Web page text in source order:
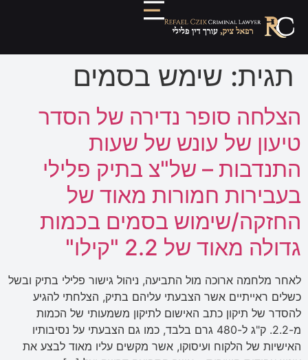
תגית: שימש בסמים
הצלחה סופר נדירה של הסדר
טיעון של עונש של שעות
התנדבות – של"צ בתיק פלילי
בעבירות חמורות מאוד של
החזקה/שימוש בסמים בכמות
גדולה מאוד של 2.2 "קילו"
לאחר מלחמה ארוכה מול התביעה, ניהול גישור פלילי בתיק ובשל
כשלים ראייתיים אשר הצבעתי עליהם בתיק, הצלחתי להגיע
להסדר של תיקון כתב האישום לתיקון משמעותי של הכמות
מ-2.2. ק"ג ל-480 גרם בלבד, כמו גם הצבעתי על נסיבותיו
האישיות של הלקוח ועיסוקו, אשר מקשים עליו מאוד לבצע את